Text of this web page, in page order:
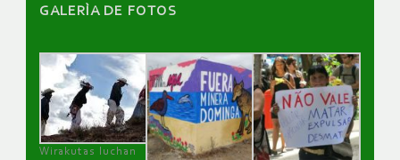
GALERÌA DE FOTOS
Wirakutas luchan